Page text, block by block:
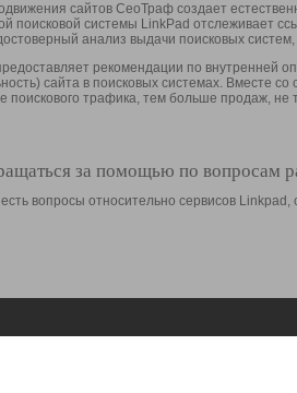
сайтов СеоТраф создает
поисковой системы LinkPad отслеживает
анализ выдачи поисковых
рекомендации по внутренней
сайта в поисковых системах. Вместе
поискового трафика, тем больше продаж,
за помощью по вопросам
есть вопросы относительно сервисов